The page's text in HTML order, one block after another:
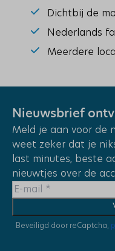
Dichtbij de
Nederlands
Meerdere
Nieuwsbrief
Meld je aan voor de
weet zeker dat je
last minutes, beste
nieuwtjes over de
Beveiligd door reCaptcha,